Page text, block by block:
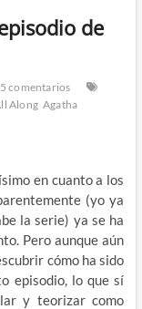
de
5 comentarios
Along Agatha
en cuanto a los
(yo ya
la serie) ya se ha
Pero aunque aún
cómo ha sido
episodio, lo que sí
y teorizar como